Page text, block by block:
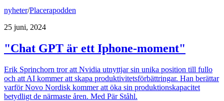
nyheter/Placerapodden
25 juni, 2024
"Chat GPT är ett Iphone-moment"
Erik Sprinchorn tror att Nvidia utnyttjar sin unika position till fullo
och att AI kommer att skapa produktivitetsförbättringar. Han berättar
varför Novo Nordisk kommer att öka sin produktionskapacitet
betydligt de närmaste åren. Med Pär Ståhl.